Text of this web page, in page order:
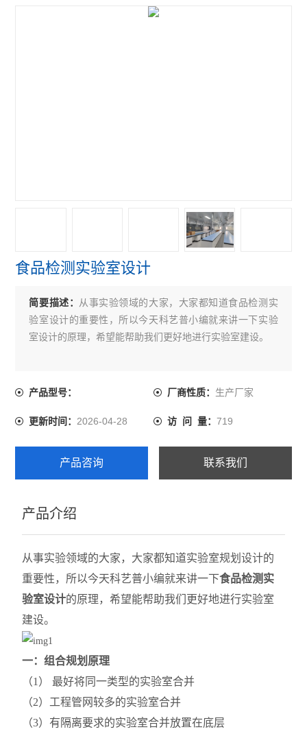
食品检测实验室设计
简要描述： 从事实验领域的大家，大家都知道食品检测实
验室设计的重要性，所以今天科艺普小编就来讲一下实验
室设计的原理，希望能帮助我们更好地进行实验室建设。
产品型号： 厂商性质： 生产厂家
更新时间：2026-04-28 访 问 量： 719
产品咨询 联系我们
产品介绍
从事实验领域的大家，大家都知道实验室规划设计的
重要性，所以今天科艺普小编就来讲一下食品检测实
验室设计的原理，希望能帮助我们更好地进行实验室
建设。
一：组合规划原理
（1） 最好将同一类型的实验室合并
（2）工程管网较多的实验室合并
（3）有隔离要求的实验室合并放置在底层